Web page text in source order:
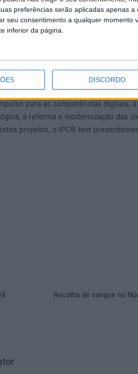
preferências serão aplicadas apenas
seu consentimento a qualquer momento
inferior da página.
DISCORDO
de desempenho apresentados,
do IPCB ao nível de nova oferta
e de requalificação de
um amplo conjunto de
destacar a promoção do sucesso
para as competências digitais,
a reforma e modernização das
projetos, o IPCB tem
Recolha de sangue no